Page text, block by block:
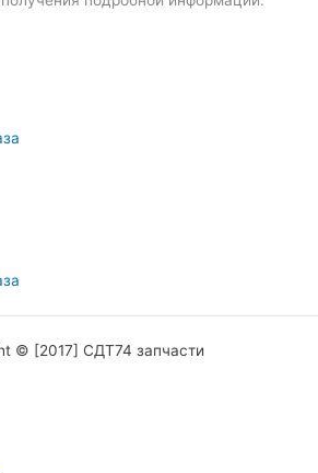
© [2017] СДТ74 запчасти